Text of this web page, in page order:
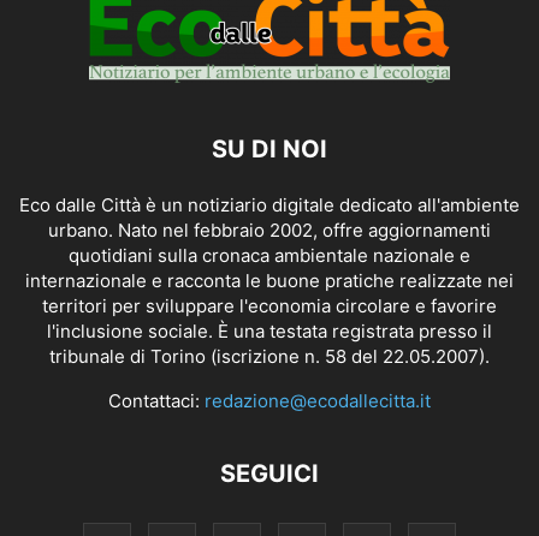
SU DI NOI
Eco dalle Città è un notiziario digitale dedicato all'ambiente
urbano. Nato nel febbraio 2002, offre aggiornamenti
quotidiani sulla cronaca ambientale nazionale e
internazionale e racconta le buone pratiche realizzate nei
territori per sviluppare l'economia circolare e favorire
l'inclusione sociale. È una testata registrata presso il
tribunale di Torino (iscrizione n. 58 del 22.05.2007).
Contattaci: redazione@ecodallecitta.it
SEGUICI